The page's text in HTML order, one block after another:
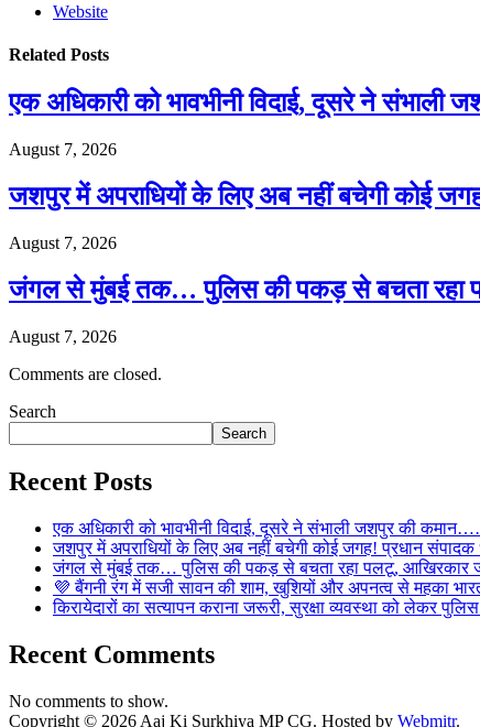
Website
Related Posts
एक अधिकारी को भावभीनी विदाई, दूसरे ने
August 7, 2026
जशपुर में अपराधियों के लिए अब नहीं बचेगी कोई
August 7, 2026
जंगल से मुंबई तक… पुलिस की पकड़ से बचता रहा
August 7, 2026
Comments are closed.
Search
Search
Recent Posts
एक अधिकारी को भावभीनी विदाई, दूसरे ने संभाली जशपुर की
जशपुर में अपराधियों के लिए अब नहीं बचेगी कोई जगह! प्रधान संपादक
जंगल से मुंबई तक… पुलिस की पकड़ से बचता रहा पलटू, आखिरकार
💜 बैंगनी रंग में सजी सावन की शाम, खुशियों और अपनत्व से महका
किरायेदारों का सत्यापन कराना जरूरी, सुरक्षा व्यवस्था को लेकर
Recent Comments
No comments to show.
Copyright © 2026 Aaj Ki Surkhiya MP CG. Hosted by Webmitr.